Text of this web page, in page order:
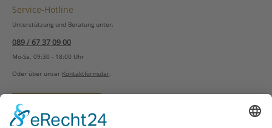
Service-Hotline
Unterstützung und Beratung unter:
089 / 67 37 09 00
Mo-Sa, 09:30 - 18:00 Uhr
Oder über unser Kontaktformular
Vertrag widerrufen